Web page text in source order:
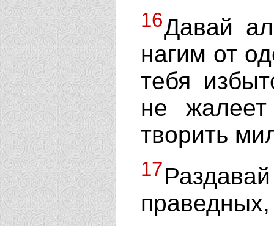
16Давай
нагим от
тебя
не
творить
17